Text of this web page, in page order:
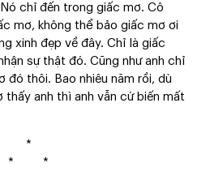
chỉ đến trong giấc mơ. Cô
mơ, không thể bảo giấc mơ ơi
xinh đẹp về đây. Chỉ là giấc
sự thật đó. Cũng như anh chỉ
đó thôi. Bao nhiêu năm rồi, dù
anh thì anh vẫn cứ biến mất
*
* *